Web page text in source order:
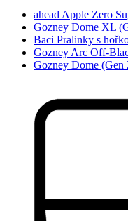
ahead Apple Zero
Gozney Dome XL
Baci Pralinky s
Gozney Arc Off-
Gozney Dome